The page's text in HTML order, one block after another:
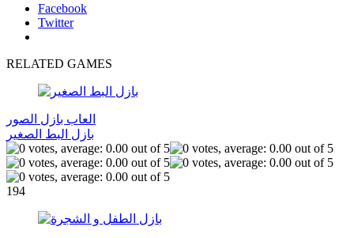
Facebook
Twitter
RELATED GAMES
العاب بازل الصور
بازل البط الصغير
194